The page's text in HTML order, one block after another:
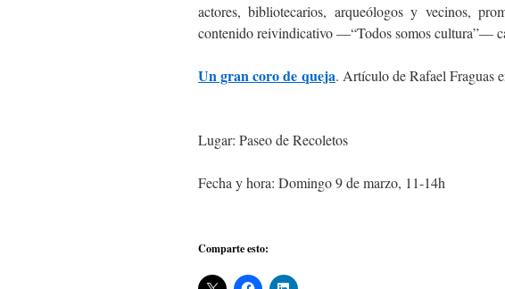
actores, bibliotecarios, arqueólogos y vecinos,
contenido reivindicativo —“Todos somos cultura”—
Un gran coro de queja. Artículo de Rafael Fraguas
Lugar: Paseo de Recoletos
Fecha y hora: Domingo 9 de marzo, 11-14h
Comparte esto: